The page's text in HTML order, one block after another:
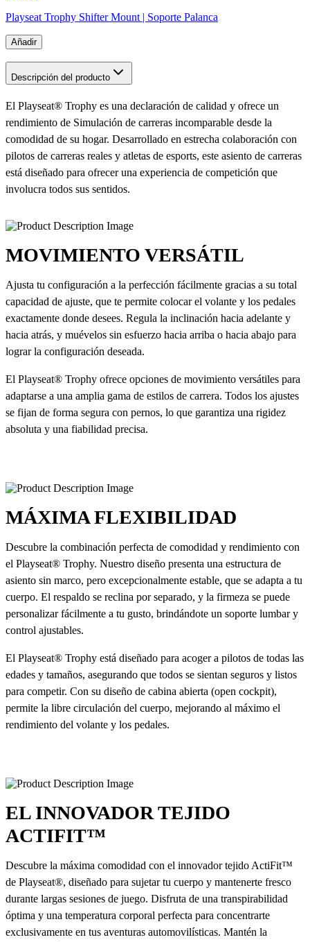
Playseat Trophy Shifter Mount | Soporte Palanca
Añadir
Descripción del producto
El Playseat® Trophy es una declaración de calidad y ofrece un
rendimiento de Simulación de carreras incomparable desde la
comodidad de su hogar. Desarrollado en estrecha colaboración con
pilotos de carreras reales y atletas de esports, este asiento de carreras
está diseñado para ofrecer una experiencia de competición que
involucra todos sus sentidos.
MOVIMIENTO VERSÁTIL
Ajusta tu configuración a la perfección fácilmente gracias a su total
capacidad de ajuste, que te permite colocar el volante y los pedales
exactamente donde desees. Regula la inclinación hacia adelante y
hacia atrás, y muévelos sin esfuerzo hacia arriba o hacia abajo para
lograr la configuración deseada.
El Playseat® Trophy ofrece opciones de movimiento versátiles para
adaptarse a una amplia gama de estilos de carrera. Todos los ajustes
se fijan de forma segura con pernos, lo que garantiza una rigidez
absoluta y una fiabilidad precisa.
MÁXIMA FLEXIBILIDAD
Descubre la combinación perfecta de comodidad y rendimiento con
el Playseat® Trophy. Nuestro diseño presenta una estructura de
asiento sin marco, pero excepcionalmente estable, que se adapta a tu
cuerpo. El respaldo se reclina por separado, y la firmeza se puede
personalizar fácilmente a tu gusto, brindándote un soporte lumbar y
control ajustables.
El Playseat® Trophy está diseñado para acoger a pilotos de todas las
edades y tamaños, asegurando que todos se sientan seguros y listos
para competir. Con su diseño de cabina abierta (open cockpit),
permite la libre circulación del cuerpo, mejorando al máximo el
rendimiento del volante y los pedales.
EL INNOVADOR TEJIDO
ACTIFIT™
Descubre la máxima comodidad con el innovador tejido ActiFit™
de Playseat®, diseñado para sujetar tu cuerpo y mantenerte fresco
durante largas sesiones de juego. Disfruta de una transpirabilidad
óptima y una temperatura corporal perfecta para concentrarte
exclusivamente en tus aventuras automovilísticas. Mantén la